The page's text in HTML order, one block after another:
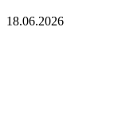
18.06.2026